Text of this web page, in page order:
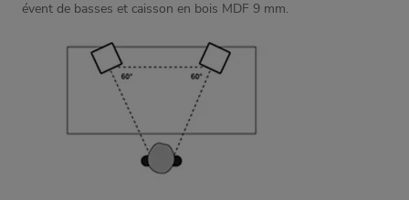
évent de basses et caisson en bois MDF 9 mm.